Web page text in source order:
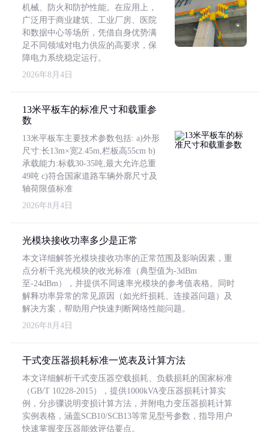
机械、防火和防护性能。在应用上，
广泛用于商业建筑、工业厂房、医院
和数据中心等场所，凭借自身优势满
足不同领域对电力供应的高要求，保
障电力系统稳定运行。
2026年8月4日
13米平板车的标准尺寸和载重参
数
13米平板车主要技术参数包括: a)外形
尺寸:长13m×宽2.45m,栏板高55cm b)
承载能力:标载30-35吨,最大允许总重
49吨 c)符合国家道路车辆外廓尺寸及
轴荷限值标准
2026年8月4日
光模块接收功率多少是正常
本文详细解答光模块接收功率的正常范围及影响因素，重
点分析千兆光模块的收光标准（典型值为-3dBm
至-24dBm），并提供不同速率光模块的参考值表格。同时
解释功率异常的常见原因（如光纤损耗、连接器问题）及
解决方案，帮助用户快速判断网络性能问题。
2026年8月4日
干式变压器损耗标准一览表及计算方法
本文详细解析干式变压器空载损耗、负载损耗的国家标准
（GB/T 10228-2015），提供1000kVA变压器损耗计算实
例，分步骤说明变损计算方法，并附电力变压器损耗计算
实例表格，涵盖SCB10/SCB13等常见型号参数，指导用户
快速掌握变压器能效评估要点。